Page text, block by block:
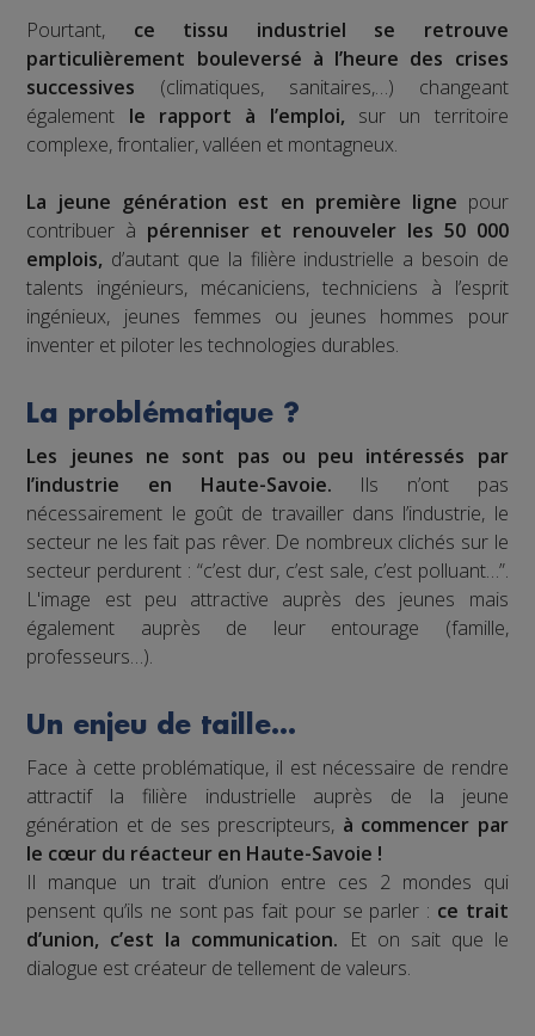
Pourtant, ce tissu industriel se retrouve
particulièrement bouleversé à l’heure des crises
successives (climatiques, sanitaires,…) changeant
également le rapport à l’emploi, sur un territoire
complexe, frontalier, valléen et montagneux.
La jeune génération est en première ligne pour
contribuer à pérenniser et renouveler les 50 000
emplois, d’autant que la filière industrielle a besoin de
talents ingénieurs, mécaniciens, techniciens à l’esprit
ingénieux, jeunes femmes ou jeunes hommes pour
inventer et piloter les technologies durables.
La problématique ?
Les jeunes ne sont pas ou peu intéressés par
l’industrie en Haute-Savoie. Ils n’ont pas
nécessairement le goût de travailler dans l’industrie, le
secteur ne les fait pas rêver. De nombreux clichés sur le
secteur perdurent : “c’est dur, c’est sale, c’est polluant…”.
L'image est peu attractive auprès des jeunes mais
également auprès de leur entourage (famille,
professeurs…).
Un enjeu de taille…
Face à cette problématique, il est nécessaire de rendre
attractif la filière industrielle auprès de la jeune
génération et de ses prescripteurs, à commencer par
le cœur du réacteur en Haute-Savoie !
Il manque un trait d’union entre ces 2 mondes qui
pensent qu’ils ne sont pas fait pour se parler : ce trait
d’union, c’est la communication. Et on sait que le
dialogue est créateur de tellement de valeurs.